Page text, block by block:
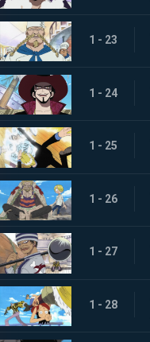
1 - 23
1 - 24
1 - 25
1 - 26
1 - 27
1 - 28